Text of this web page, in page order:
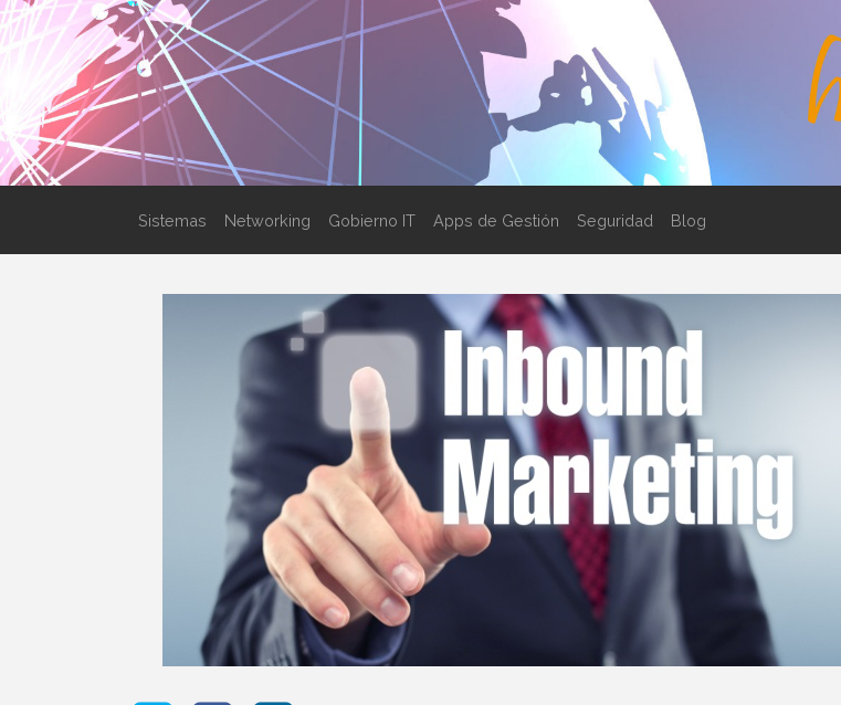
Sistemas Networking Gobierno IT Apps de Gestión Seguridad Blog